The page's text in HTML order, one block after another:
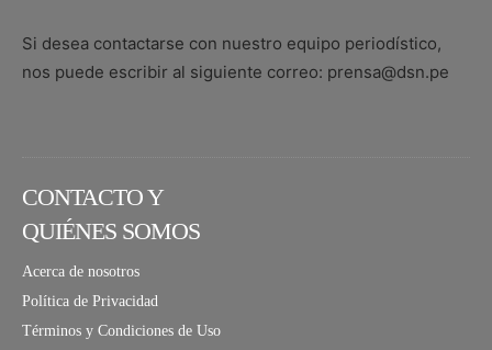
Si desea contactarse con nuestro equipo periodístico,
nos puede escribir al siguiente correo: prensa@dsn.pe
CONTACTO Y
QUIÉNES SOMOS
Acerca de nosotros
Política de Privacidad
Términos y Condiciones de Uso